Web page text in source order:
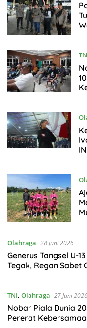
Olahraga 28 Juni 2026
Generus Tangsel U-
Tegak, Regan Sabet
TNI, Olahraga 27 Juni 2026
Nobar Piala Dunia
Pererat